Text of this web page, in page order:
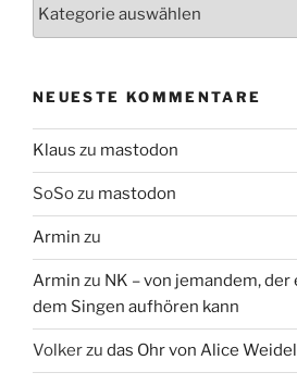
NEUESTE KOMMENTARE
Klaus zu mastodon
SoSozu mastodon
Armin zu
Armin zu NK – von jemandem,
dem Singen aufhören kann
Volkerzu das Ohr von Alice Weidel